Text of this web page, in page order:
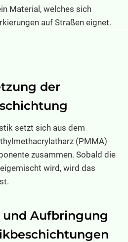
Material, welches sich
auf Straßen eignet.
der
setzt sich aus dem
(PMMA)
zusammen. Sobald die
wird, wird das
Aufbringung